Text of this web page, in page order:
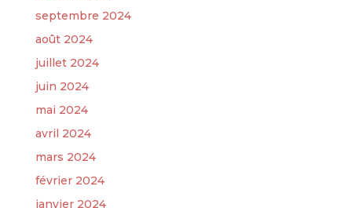
septembre 2024
août 2024
juillet 2024
juin 2024
mai 2024
avril 2024
mars 2024
février 2024
janvier 2024